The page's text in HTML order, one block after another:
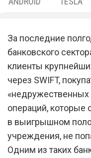
навсегда
россиян
деньгам
За последние
банковского
клиенты
через SWIFT,
«недружественных
операций, которые
в выигрышном
учреждения, не
Одним из таких